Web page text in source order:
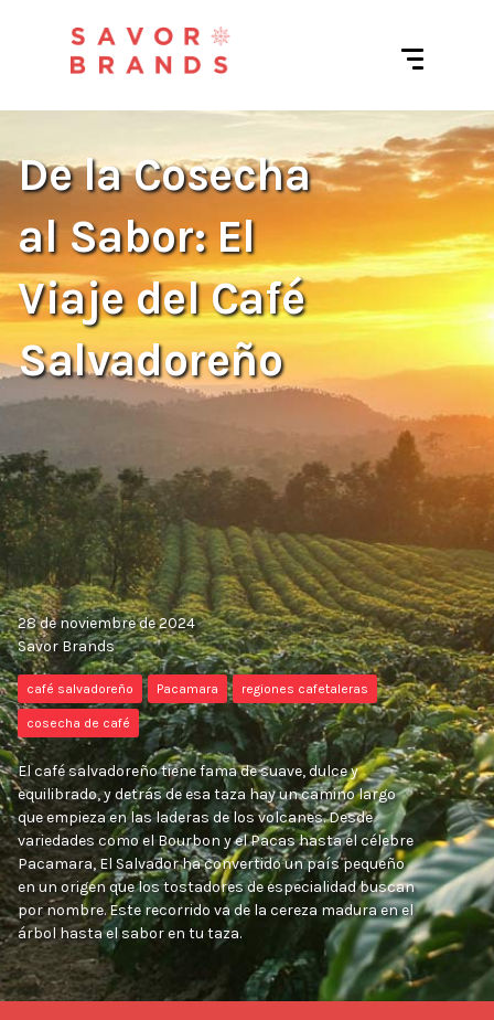
De la Cosecha
al Sabor: El
Viaje del Café
Salvadoreño
28 de noviembre de 2024
Savor Brands
café salvadoreño Pacamara regiones cafetaleras
cosecha de café
El café salvadoreño tiene fama de suave, dulce y
equilibrado, y detrás de esa taza hay un camino largo
que empieza en las laderas de los volcanes. Desde
variedades como el Bourbon y el Pacas hasta el célebre
Pacamara, El Salvador ha convertido un país pequeño
en un origen que los tostadores de especialidad buscan
por nombre. Este recorrido va de la cereza madura en el
árbol hasta el sabor en tu taza.